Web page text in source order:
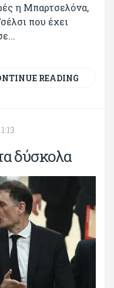
η Μπαρτσελόνα,
που έχει
READING
δύσκολα